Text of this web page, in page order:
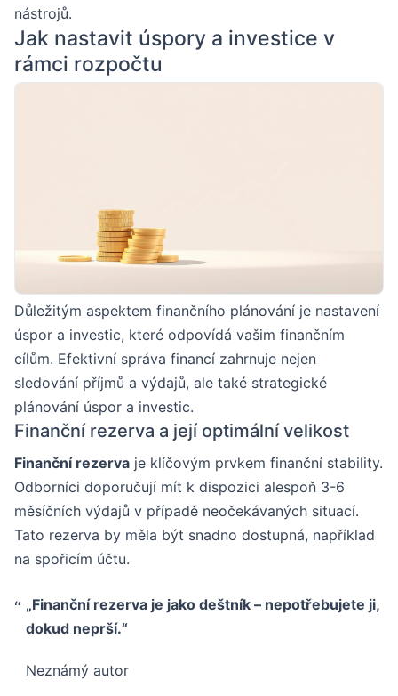
nástrojů.
Jak nastavit úspory a investice v
rámci rozpočtu
Důležitým aspektem finančního plánování je nastavení
úspor a investic, které odpovídá vašim finančním
cílům. Efektivní správa financí zahrnuje nejen
sledování příjmů a výdajů, ale také strategické
plánování úspor a investic.
Finanční rezerva a její optimální velikost
Finanční rezerva je klíčovým prvkem finanční stability.
Odborníci doporučují mít k dispozici alespoň 3-6
měsíčních výdajů v případě neočekávaných situací.
Tato rezerva by měla být snadno dostupná, například
na spořicím účtu.
„Finanční rezerva je jako deštník – nepotřebujete ji,
dokud neprší.“
Neznámý autor